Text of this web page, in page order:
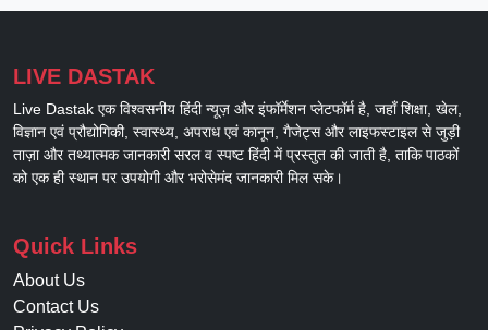
LIVE DASTAK
Live Dastak एक विश्वसनीय हिंदी न्यूज़ और इंफॉर्मेशन प्लेटफॉर्म है, जहाँ शिक्षा, खेल,
विज्ञान एवं प्रौद्योगिकी, स्वास्थ्य, अपराध एवं कानून, गैजेट्स और लाइफस्टाइल से जुड़ी
ताज़ा और तथ्यात्मक जानकारी सरल व स्पष्ट हिंदी में प्रस्तुत की जाती है, ताकि पाठकों
को एक ही स्थान पर उपयोगी और भरोसेमंद जानकारी मिल सके।
Quick Links
About Us
Contact Us